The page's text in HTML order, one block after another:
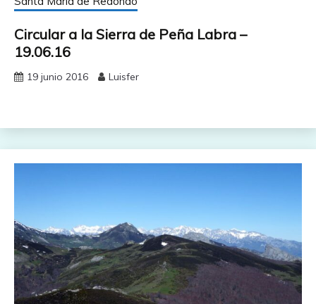
Circular a la Sierra de Peña Labra –
19.06.16
19 junio 2016 Luisfer